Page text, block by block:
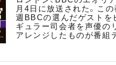
月4日に放送された。こ
週BBCの選んだゲストを
ギュラー司会者を声優の
アレンジしたものが番組